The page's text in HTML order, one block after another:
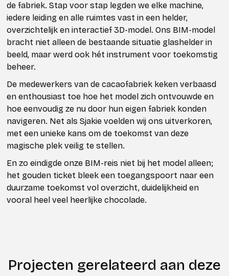
de fabriek. Stap voor stap legden we elke machine,
iedere leiding en alle ruimtes vast in een helder,
overzichtelijk en interactief 3D-model. Ons BIM-model
bracht niet alleen de bestaande situatie glashelder in
beeld, maar werd ook hét instrument voor toekomstig
beheer.
De medewerkers van de cacaofabriek keken verbaasd
en enthousiast toe hoe het model zich ontvouwde en
hoe eenvoudig ze nu door hun eigen fabriek konden
navigeren. Net als Sjakie voelden wij ons uitverkoren,
met een unieke kans om de toekomst van deze
magische plek veilig te stellen.
En zo eindigde onze BIM-reis niet bij het model alleen;
het gouden ticket bleek een toegangspoort naar een
duurzame toekomst vol overzicht, duidelijkheid en
vooral heel veel heerlijke chocolade.
Projecten gerelateerd aan deze